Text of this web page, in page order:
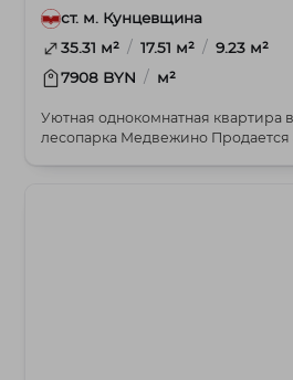
ст. м. Кунцевщина
35.31 м² / 17.51 м² / 9.23 м²
7908 BYN / м²
Уютная однокомнатная квартира
лесопарка Медвежино Продается аккуратная квартира